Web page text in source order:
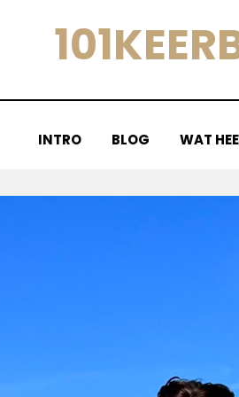
INTRO BLOG WAT